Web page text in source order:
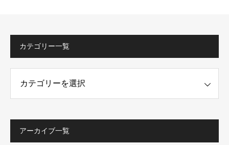
カテゴリー一覧
アーカイブ一覧